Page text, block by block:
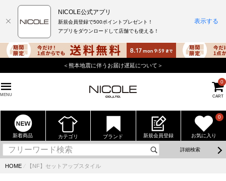
＜熊本地震に伴うお届け遅延について＞
MENU CART
0
新着商品 カテゴリ ブランド 新規会員登録 お気に入り
0
詳細検索
HOME ⁄ 【NF】セットアップスタイル
NICOLE公式アプリ
新規会員登録で500ポイントプレゼント！
アプリをダウンロードして店舗でも使える！
表示する